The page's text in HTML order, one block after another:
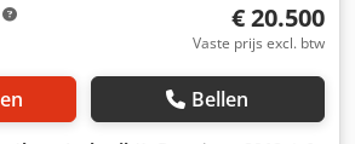
€ 20.500
Vaste prijs excl. btw
Bellen